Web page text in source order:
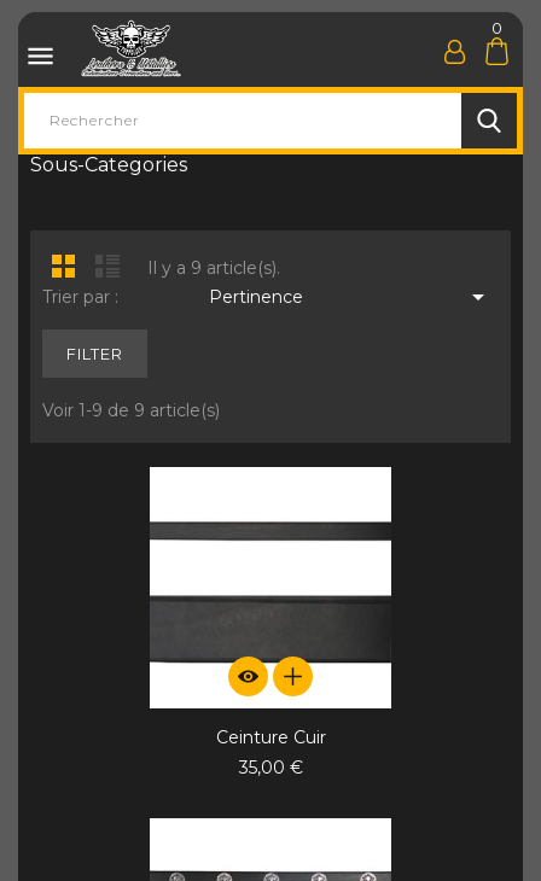

0
Sous-Categories
Il y a 9 article(s).
Trier par :
Pertinence 
FILTER
Voir 1-9 de 9 article(s)
Ceinture Cuir
35,00 €